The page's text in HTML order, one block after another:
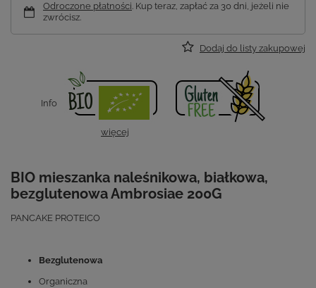
Odroczone płatności. Kup teraz, zapłać za 30 dni, jeżeli nie
zwrócisz.
Dodaj do listy zakupowej
Info
więcej
BIO mieszanka naleśnikowa, białkowa,
bezglutenowa Ambrosiae 200G
PANCAKE PROTEICO
Bezglutenowa
Organiczna